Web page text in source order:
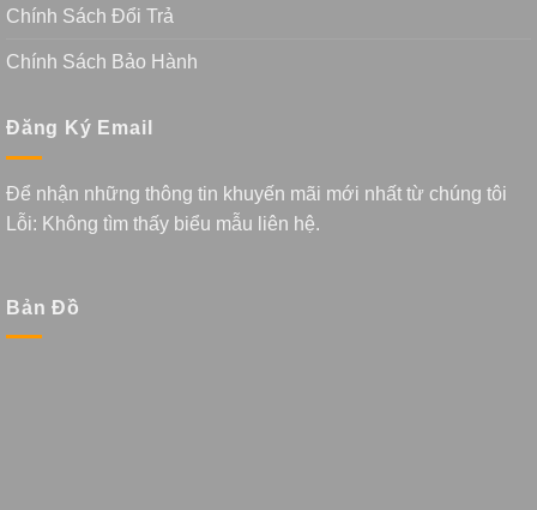
Chính Sách Đổi Trả
Chính Sách Bảo Hành
Đăng Ký Email
Để nhận những thông tin khuyến mãi mới nhất từ chúng tôi
Lỗi: Không tìm thấy biểu mẫu liên hệ.
Bản Đồ